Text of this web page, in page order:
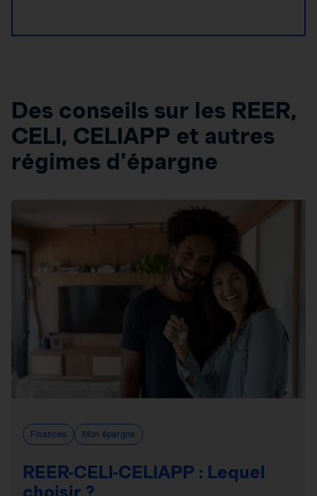
Des conseils sur les REER,
CELI, CELIAPP et autres
régimes d'épargne
Finances Mon épargne
REER-CELI-CELIAPP : Lequel
choisir ?